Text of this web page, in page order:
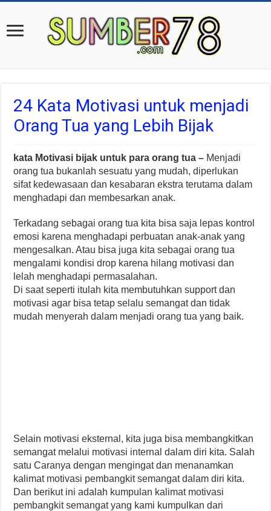
24 Kata Motivasi untuk menjadi
Orang Tua yang Lebih Bijak
kata Motivasi bijak untuk para orang tua – Menjadi
orang tua bukanlah sesuatu yang mudah, diperlukan
sifat kedewasaan dan kesabaran ekstra terutama dalam
menghadapi dan membesarkan anak.
Terkadang sebagai orang tua kita bisa saja lepas kontrol
emosi karena menghadapi perbuatan anak-anak yang
mengesalkan. Atau bisa juga kita sebagai orang tua
mengalami kondisi drop karena hilang motivasi dan
lelah menghadapi permasalahan.
Di saat seperti itulah kita membutuhkan support dan
motivasi agar bisa tetap selalu semangat dan tidak
mudah menyerah dalam menjadi orang tua yang baik.
Selain motivasi eksternal, kita juga bisa membangkitkan
semangat melalui motivasi internal dalam diri kita. Salah
satu Caranya dengan mengingat dan menanamkan
kalimat motivasi pembangkit semangat dalam diri kita.
Dan berikut ini adalah kumpulan kalimat motivasi
pembangkit semangat yang kami kumpulkan dari